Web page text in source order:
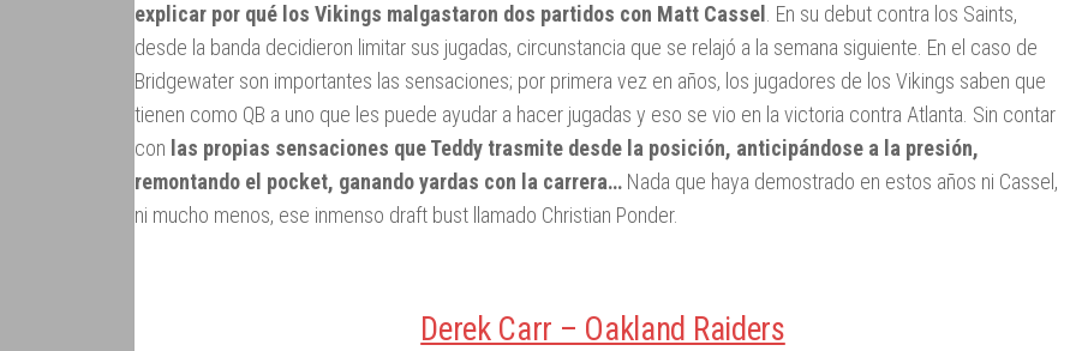
explicar por qué los Vikings malgastaron dos partidos con Matt Cassel
. En su debut contra los Saints,
desde la banda decidieron limitar sus jugadas, circunstancia que se relajó a la semana siguiente. En el caso de
Bridgewater son importantes las sensaciones; por primera vez en años, los jugadores de los Vikings saben que
tienen como QB a uno que les puede ayudar a hacer jugadas y eso se vio en la victoria contra Atlanta. Sin contar
con las propias sensaciones que Teddy trasmite desde la posición, anticipándose a la presión,
remontando el pocket, ganando yardas con la carrera… Nada que haya demostrado en estos años ni Cassel,
ni mucho menos, ese inmenso draft bust llamado Christian Ponder.
Derek Carr – Oakland Raiders